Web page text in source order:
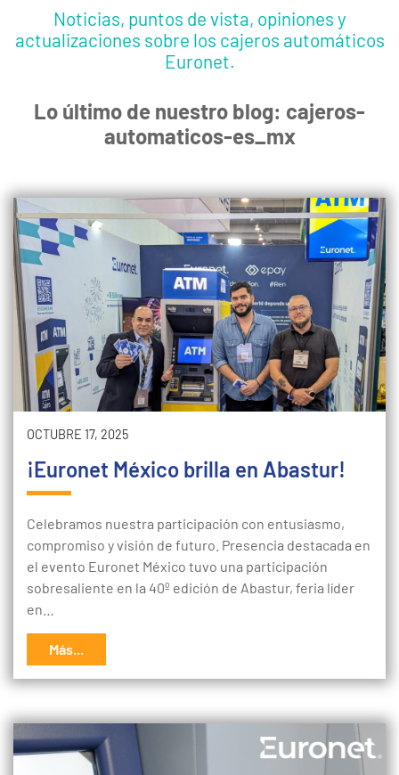
Noticias, puntos de vista, opiniones y
actualizaciones sobre los cajeros automáticos
Euronet.
Lo último de nuestro blog: cajeros-
automaticos-es_mx
OCTUBRE 17, 2025
¡Euronet México brilla en Abastur!
Celebramos nuestra participación con entusiasmo,
compromiso y visión de futuro. Presencia destacada en
el evento Euronet México tuvo una participación
sobresaliente en la 40º edición de Abastur, feria líder
en…
Más...